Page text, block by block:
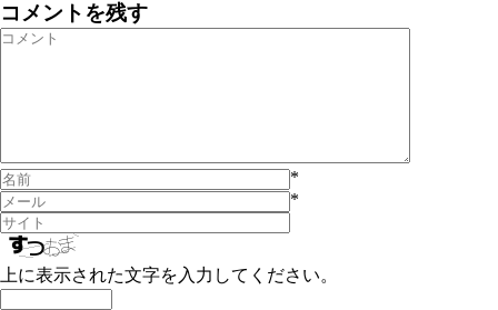
コメントを残す
*
*
上に表示された文字を入力してください。